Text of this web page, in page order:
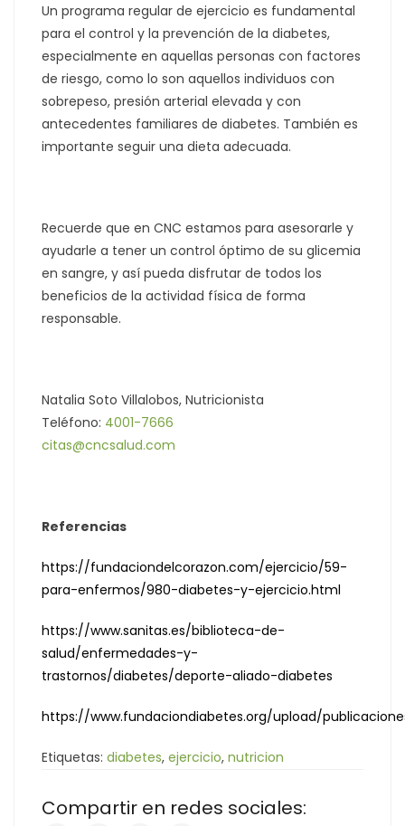
Un programa regular de ejercicio es fundamental
para el control y la prevención de la diabetes,
especialmente en aquellas personas con factores
de riesgo, como lo son aquellos individuos con
sobrepeso, presión arterial elevada y con
antecedentes familiares de diabetes. También es
importante seguir una dieta adecuada.
Recuerde que en CNC estamos para asesorarle y
ayudarle a tener un control óptimo de su glicemia
en sangre, y así pueda disfrutar de todos los
beneficios de la actividad física de forma
responsable.
Natalia Soto Villalobos, Nutricionista
Teléfono: 4001-7666
citas@cncsalud.com
Referencias
https://fundaciondelcorazon.com/ejercicio/59-
para-enfermos/980-diabetes-y-ejercicio.html
https://www.sanitas.es/biblioteca-de-
salud/enfermedades-y-
trastornos/diabetes/deporte-aliado-diabetes
https://www.fundaciondiabetes.org/upload/
Etiquetas: diabetes, ejercicio, nutricion
Compartir en redes sociales: